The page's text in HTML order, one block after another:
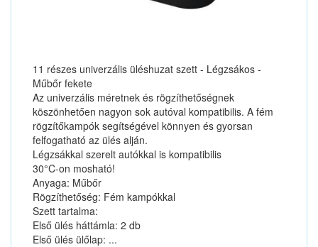
11 részes univerzális üléshuzat szett - Légzsákos -
Műbőr fekete
Az univerzális méretnek és rögzíthetőségnek
köszönhetően nagyon sok autóval kompatibilis. A fém
rögzítőkampók segítségével könnyen és gyorsan
felfogatható az ülés alján.
Légzsákkal szerelt autókkal is kompatibilis
30°C-on mosható!
Anyaga: Műbőr
Rögzíthetőség: Fém kampókkal
Szett tartalma:
Első ülés háttámla: 2 db
Első ülés ülőlap: ...